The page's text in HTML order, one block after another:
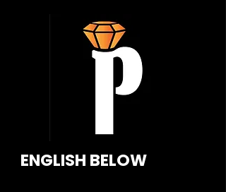
ENGLISH BELOW​